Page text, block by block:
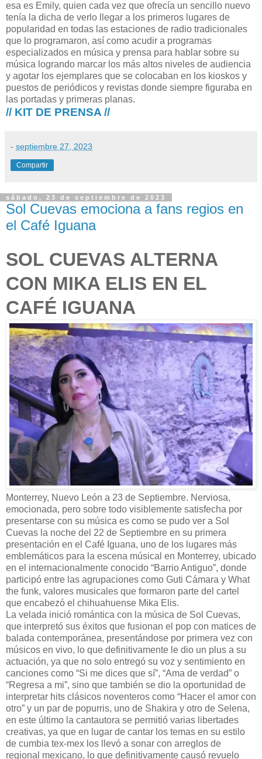
esa es Emily, quien cada vez que ofrecía un sencillo nuevo
tenía la dicha de verlo llegar a los primeros lugares de
popularidad en todas las estaciones de radio tradicionales
que lo programaron, así como acudir a programas
especializados en música y prensa para hablar sobre su
música logrando marcar los más altos niveles de audiencia
y agotar los ejemplares que se colocaban en los kioskos y
puestos de periódicos y revistas donde siempre figuraba en
las portadas y primeras planas.
// KIT DE PRENSA //
- septiembre 27, 2023
Compartir
sábado, 23 de septiembre de 2023
Sol Cuevas emociona a fans regios en
el Café Iguana
SOL CUEVAS ALTERNA
CON MIKA ELIS EN EL
CAFÉ IGUANA
Monterrey, Nuevo León a 23 de Septiembre. Nerviosa,
emocionada, pero sobre todo visiblemente satisfecha por
presentarse con su música es como se pudo ver a Sol
Cuevas la noche del 22 de Septiembre en su primera
presentación en el Café Iguana, uno de los lugares más
emblemáticos para la escena músical en Monterrey, ubicado
en el internacionalmente conocido “Barrio Antiguo”, donde
participó entre las agrupaciones como Guti Cámara y What
the funk, valores musicales que formaron parte del cartel
que encabezó el chihuahuense Mika Elis.
La velada inició romántica con la música de Sol Cuevas,
que interpretó sus éxitos que fusionan el pop con matices de
balada contemporánea, presentándose por primera vez con
músicos en vivo, lo que definitivamente le dio un plus a su
actuación, ya que no solo entregó su voz y sentimiento en
canciones como “Si me dices que sí”, “Ama de verdad” o
“Regresa a mi”, sino que también se dio la oportunidad de
interpretar hits clásicos noventeros como “Hacer el amor con
otro” y un par de popurris, uno de Shakira y otro de Selena,
en este último la cantautora se permitió varias libertades
creativas, ya que en lugar de cantar los temas en su estilo
de cumbia tex-mex los llevó a sonar con arreglos de
regional mexicano, lo que definitivamente causó revuelo